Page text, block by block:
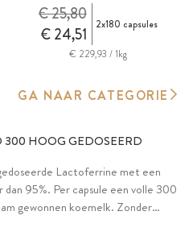
€ 24,51
€ 25,80 2x180 capsules
€ 229,93 / 1kg
GA NAAR CATEGORIE
HOOG GEDOSEERD
Lactoferrine met een
95%. Per capsule een volle 300
gewonnen koemelk. Zonder